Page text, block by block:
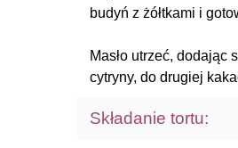
budyń z żółtkami i
Masło utrzeć,
cytryny, do drugiej
Składanie tortu: